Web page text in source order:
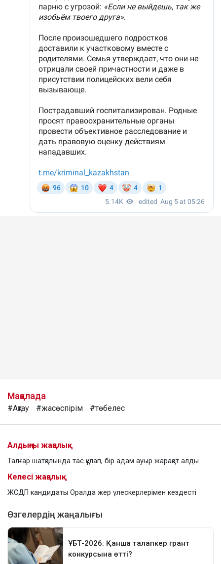
Мақалада
#Ақтау #жасөспірім #төбелес
Алдыңғы жаңалық
Талғар шатқалында тас құлап, бір адам ауыр жарақат алды
Келесі жаңалық
ЖСДП кандидаты Оралда жер үлескерлерімен кездесті